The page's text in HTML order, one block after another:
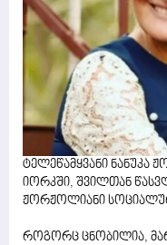
ტელეწამყვანი ნანუკა
იორკში, შვილთან
ჟორჟოლიანი
როგორც ცნობილია,